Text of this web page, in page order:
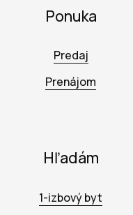
Ponuka
Predaj
Prenájom
Hľadám
1-izbový byt